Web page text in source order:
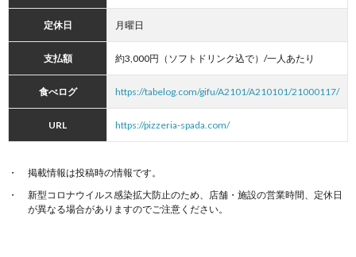
定休日 月曜日
支払額 約3,000円（ソフトドリンク込で）/一人あたり
食べログ https://tabelog.com/gifu/A2101/A210101/21000117/
URL https://pizzeria-spada.com/
掲載情報は投稿時の情報です。
新型コロナウイルス感染拡大防止のため、店舗・施設の営業時間、定休日
が異なる場合がありますのでご注意ください。